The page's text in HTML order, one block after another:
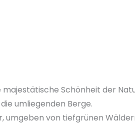
Schönheit der
umliegenden Berge.
von tiefgrünen